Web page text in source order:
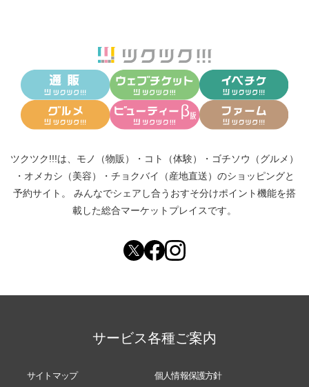
ツクツク!!!は、 モノ（物販） ・ コト（体験） ・ ゴチソウ（グルメ）
・ オメカシ（美容） ・ チョクバイ（産地直送） のショッピングと
予約サイト。
みんなでシェアし合う おすそ分けポイント機能を搭
載した総合マーケットプレイスです。
サービス各種ご案内
サイトマップ 個人情報保護方針